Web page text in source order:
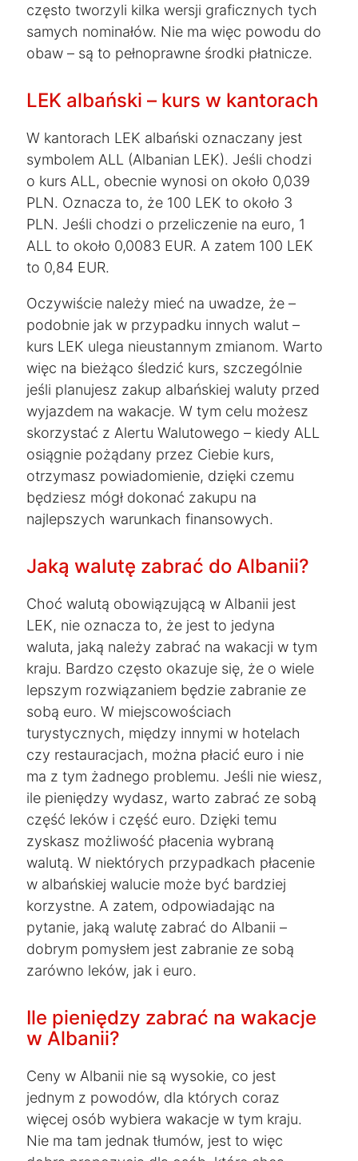
często tworzyli kilka wersji graficznych tych
samych nominałów. Nie ma więc powodu do
obaw – są to pełnoprawne środki płatnicze.
LEK albański – kurs w kantorach
W kantorach LEK albański oznaczany jest
symbolem ALL (Albanian LEK). Jeśli chodzi
o kurs ALL, obecnie wynosi on około 0,039
PLN. Oznacza to, że 100 LEK to około 3
PLN. Jeśli chodzi o przeliczenie na euro, 1
ALL to około 0,0083 EUR. A zatem 100 LEK
to 0,84 EUR.
Oczywiście należy mieć na uwadze, że –
podobnie jak w przypadku innych walut –
kurs LEK ulega nieustannym zmianom. Warto
więc na bieżąco śledzić kurs, szczególnie
jeśli planujesz zakup albańskiej waluty przed
wyjazdem na wakacje. W tym celu możesz
skorzystać z Alertu Walutowego – kiedy ALL
osiągnie pożądany przez Ciebie kurs,
otrzymasz powiadomienie, dzięki czemu
będziesz mógł dokonać zakupu na
najlepszych warunkach finansowych.
Jaką walutę zabrać do Albanii?
Choć walutą obowiązującą w Albanii jest
LEK, nie oznacza to, że jest to jedyna
waluta, jaką należy zabrać na wakacji w tym
kraju. Bardzo często okazuje się, że o wiele
lepszym rozwiązaniem będzie zabranie ze
sobą euro. W miejscowościach
turystycznych, między innymi w hotelach
czy restauracjach, można płacić euro i nie
ma z tym żadnego problemu. Jeśli nie wiesz,
ile pieniędzy wydasz, warto zabrać ze sobą
część leków i część euro. Dzięki temu
zyskasz możliwość płacenia wybraną
walutą. W niektórych przypadkach płacenie
w albańskiej walucie może być bardziej
korzystne. A zatem, odpowiadając na
pytanie, jaką walutę zabrać do Albanii –
dobrym pomysłem jest zabranie ze sobą
zarówno leków, jak i euro.
Ile pieniędzy zabrać na wakacje
w Albanii?
Ceny w Albanii nie są wysokie, co jest
jednym z powodów, dla których coraz
więcej osób wybiera wakacje w tym kraju.
Nie ma tam jednak tłumów, jest to więc